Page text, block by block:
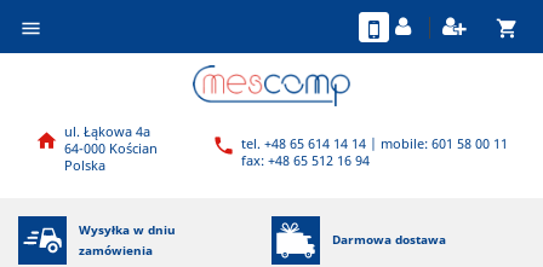
 shopping_cart
 ul. Łąkowa 4a
64-000 Kościan
Polska
 tel. +48 65 614 14 14 | mobile: 601 58 00 11
fax: +48 65 512 16 94
Wysyłka w dniu
zamówienia
Darmowa dostawa